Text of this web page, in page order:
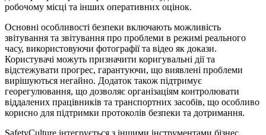
робочому місці та інших оперативних оцінок.
Основні особливості безпеки включають можливість
звітування та звітування про проблеми в режимі реального
часу, використовуючи фотографії та відео як докази.
Користувачі можуть призначити коригувальні дії та
відстежувати прогрес, гарантуючи, що виявлені проблеми
вирішуються негайно. Додаток також підтримує
георегулювання, що дозволяє організаціям контролювати
віддалених працівників та транспортних засобів, що особливо
корисно для підтримки протоколів безпеки та дотримання.
SafetyCulture інтегрується з іншими інструментами бізнес